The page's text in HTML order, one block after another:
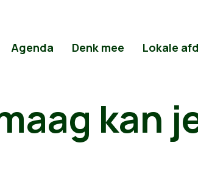
Agenda Denk mee Lokale
kan